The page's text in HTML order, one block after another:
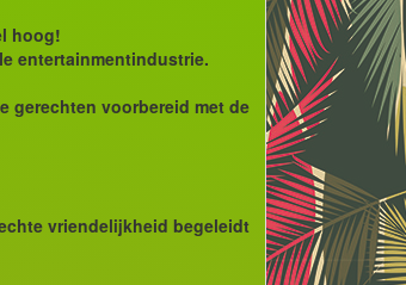
hoog!
entertainmentindustrie.
gerechten voorbereid met de
vriendelijkheid begeleidt